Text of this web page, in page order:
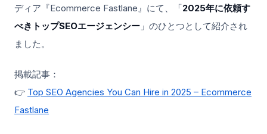
ディア『Ecommerce Fastlane』にて、「2025年に依頼す
べきトップSEOエージェンシー 」のひとつとして紹介され
ました。
掲載記事：
👉 Top SEO Agencies You Can Hire in 2025 – Ecommerce
Fastlane